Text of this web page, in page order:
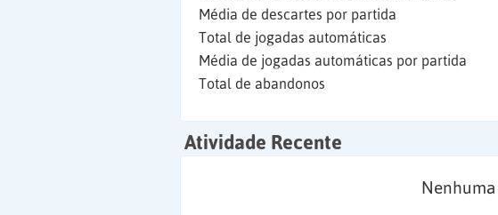
Média de descartes por partida
Total de jogadas automáticas
Média de jogadas automáticas por partida
Total de abandonos
Atividade Recente